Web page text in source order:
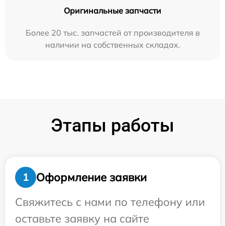
Оригинальные запчасти
Более 20 тыс. запчастей от производителя в
наличии на собственных складах.
Этапы работы
1
Оформление заявки
Свяжитесь с нами по телефону или
оставьте заявку на сайте